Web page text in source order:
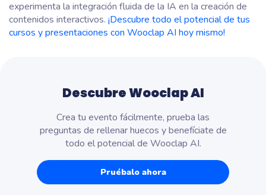
experimenta la integración fluida de la IA en la creación de
contenidos interactivos. ¡Descubre todo el potencial de tus
cursos y presentaciones con Wooclap AI hoy mismo!
Descubre Wooclap AI
Crea tu evento fácilmente, prueba las
preguntas de rellenar huecos y benefíciate de
todo el potencial de Wooclap AI.
Pruébalo ahora